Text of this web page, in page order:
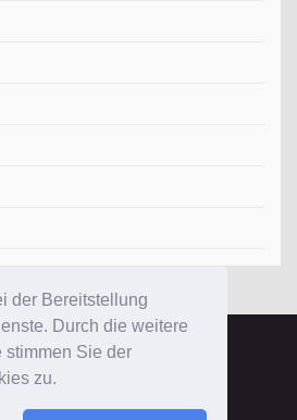
der Bereitstellung
Durch die weitere
stimmen Sie der
zu.
Eigentümern.